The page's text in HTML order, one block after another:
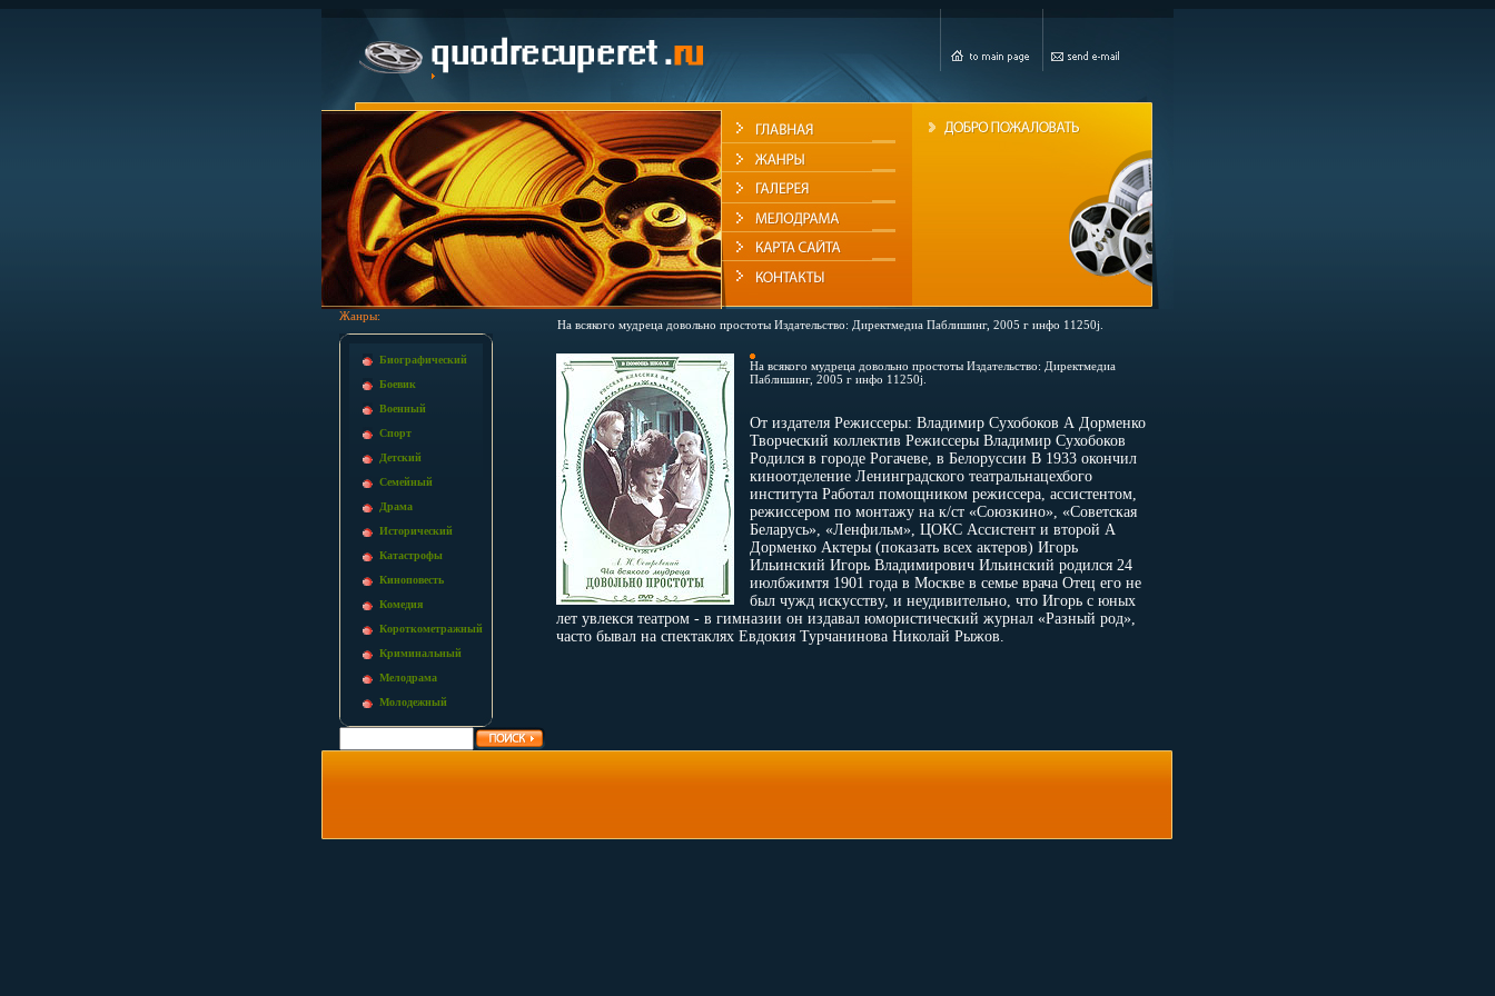
Жанры:
Биографический
Боевик
Военный
Спорт
Детский
Семейный
Драма
Исторический
Катастрофы
Киноповесть
Комедия
Короткометражный
Криминальный
Мелодрама
Молодежный
На всякого мудреца довольно простоты Издательство: Директмедиа Паблишинг, 2005 г инфо 11250j.
На всякого мудреца довольно простоты Издательство: Директмедиа
Паблишинг, 2005 г инфо 11250j.
От издателя Режиссеры: Владимир Сухобоков А Дорменко
Творческий коллектив Режиссеры Владимир Сухобоков
Родился в городе Рогачеве, в Белоруссии В 1933 окончил
киноотделение Ленинградского театральнацехбого
института Работал помощником режиссера, ассистентом,
режиссером по монтажу на к/ст «Союзкино», «Советская
Беларусь», «Ленфильм», ЦОКС Ассистент и второй А
Дорменко Актеры (показать всех актеров) Игорь
Ильинский Игорь Владимирович Ильинский родился 24
июлбжимтя 1901 года в Москве в семье врача Отец его не
был чужд искусству, и неудивительно, что Игорь с юных
лет увлекся театром - в гимназии он издавал юмористический журнал «Разный род»,
часто бывал на спектаклях Евдокия Турчанинова Николай Рыжов.